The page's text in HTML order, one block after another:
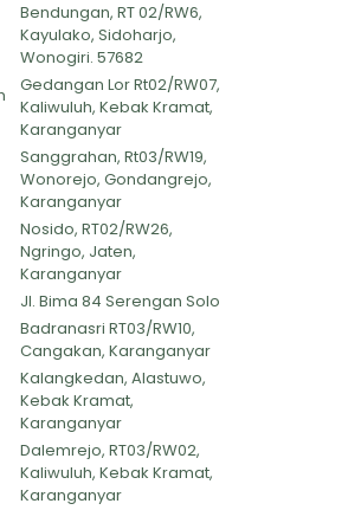
Bendungan, RT 02/RW6,
Kayulako, Sidoharjo,
Wonogiri. 57682
Gedangan Lor Rt02/RW07,
Kaliwuluh, Kebak Kramat,
Karanganyar
Sanggrahan, Rt03/RW19,
Wonorejo, Gondangrejo,
Karanganyar
Nosido, RT02/RW26,
Ngringo, Jaten,
Karanganyar
Jl. Bima 84 Serengan Solo
Badranasri RT03/RW10,
Cangakan, Karanganyar
Kalangkedan, Alastuwo,
Kebak Kramat,
Karanganyar
Dalemrejo, RT03/RW02,
Kaliwuluh, Kebak Kramat,
Karanganyar